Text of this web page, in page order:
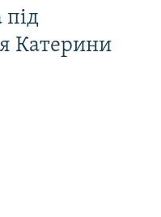
Катерини